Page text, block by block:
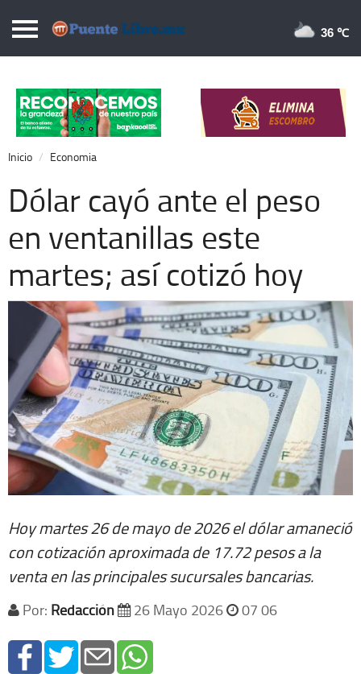
Puentelibre.mx
Local
Nacional
Opinión
Cronos
Economía
Espectáculos
Extra +
36 ℃
Inicio Economia
Dólar cayó ante el peso
en ventanillas este
martes; así cotizó hoy
Hoy martes 26 de mayo de 2026 el dólar amaneció
con cotización aproximada de 17.72 pesos a la
venta en las principales sucursales bancarias.
Por: Redacción 26 Mayo 2026 07 06